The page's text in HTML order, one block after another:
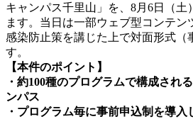
キャンパス千里山」を、8月6日（土
ます。当日は一部ウェブ型コンテン
感染防止策を講じた上で対面形式（
す。
【本件のポイント】
・約100種のプログラムで構成され
ンパス
・プログラム毎に事前申込制を導